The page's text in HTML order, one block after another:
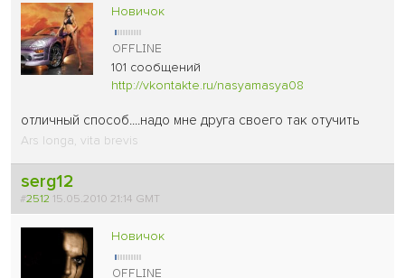
Новичок
101 сообщений
http://vkontakte.ru/nasyamasya08
отличный способ....надо мне друга своего так отучить
Ars longa, vita brevis
serg12
#2512 15.05.2010 21:14 GMT
Новичок